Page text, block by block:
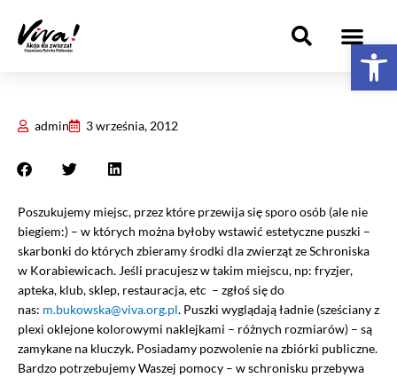
treści
admin 3 września, 2012
Poszukujemy miejsc, przez które przewija się sporo osób (ale nie
biegiem:) – w których można byłoby wstawić estetyczne puszki –
skarbonki do których zbieramy środki dla zwierząt ze Schroniska
w Korabiewicach. Jeśli pracujesz w takim miejscu, np: fryzjer,
apteka, klub, sklep, restauracja, etc – zgłoś się do
nas: m.bukowska@viva.org.pl. Puszki wyglądają ładnie (sześciany z
plexi oklejone kolorowymi naklejkami – różnych rozmiarów) – są
zamykane na kluczyk. Posiadamy pozwolenie na zbiórki publiczne.
Bardzo potrzebujemy Waszej pomocy – w schronisku przebywa